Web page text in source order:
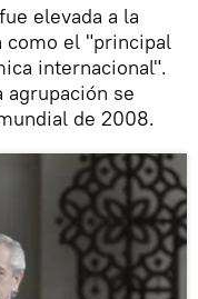
elevada a la
como el "principal
internacional".
agrupación se
de 2008.